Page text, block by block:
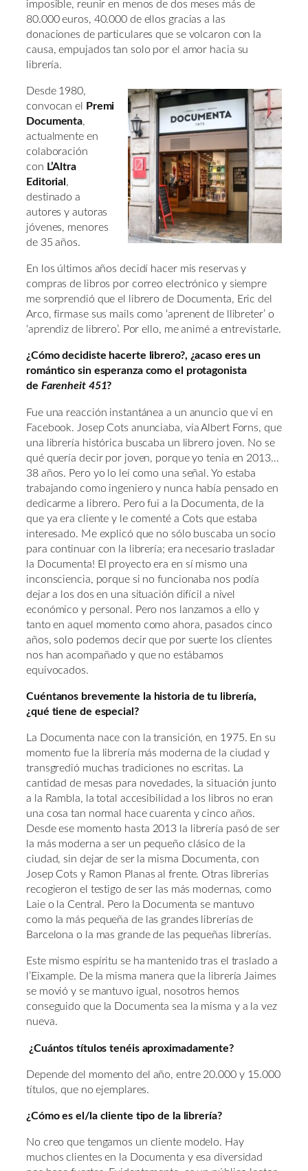
imposible, reunir en menos de dos meses más de
80.000 euros, 40.000 de ellos gracias a las
donaciones de particulares que se volcaron con la
causa, empujados tan solo por el amor hacia su
librería.
Desde 1980,
convocan el
Premi
Documenta,
actualmente en
colaboración
con L’Altra
Editorial ,
destinado a
autores y autoras
jóvenes, menores
de 35 años.
En los últimos años decidí hacer mis reservas y
compras de libros por correo electrónico y siempre
me sorprendió que el librero de Documenta, Eric del
Arco, firmase sus mails como ‘aprenent de llibreter’ o
‘aprendiz de librero’. Por ello, me animé a entrevistarle.
¿Cómo decidiste hacerte librero?, ¿acaso eres un
romántico sin esperanza como el protagonista
de Farenheit 451?
Fue una reacción instantánea a un anuncio que vi en
Facebook. Josep Cots anunciaba, via Albert Forns, que
una librería histórica buscaba un librero joven. No se
qué quería decir por joven, porque yo tenia en 2013…
38 años. Pero yo lo leí como una señal. Yo estaba
trabajando como ingeniero y nunca había pensado en
dedicarme a librero. Pero fui a la Documenta, de la
que ya era cliente y le comenté a Cots que estaba
interesado. Me explicó que no sólo buscaba un socio
para continuar con la librería; era necesario trasladar
la Documenta! El proyecto era en sí mismo una
inconsciencia, porque si no funcionaba nos podía
dejar a los dos en una situación difícil a nivel
económico y personal. Pero nos lanzamos a ello y
tanto en aquel momento como ahora, pasados cinco
años, solo podemos decir que por suerte los clientes
nos han acompañado y que no estábamos
equivocados.
Cuéntanos brevemente la historia de tu librería,
¿qué tiene de especial?
La Documenta nace con la transición, en 1975. En su
momento fue la librería más moderna de la ciudad y
transgredió muchas tradiciones no escritas. La
cantidad de mesas para novedades, la situación junto
a la Rambla, la total accesibilidad a los libros no eran
una cosa tan normal hace cuarenta y cinco años.
Desde ese momento hasta 2013 la librería pasó de ser
la más moderna a ser un pequeño clásico de la
ciudad, sin dejar de ser la misma Documenta, con
Josep Cots y Ramon Planas al frente. Otras librerias
recogieron el testigo de ser las más modernas, como
Laie o la Central. Pero la Documenta se mantuvo
como la más pequeña de las grandes librerías de
Barcelona o la mas grande de las pequeñas librerías.
Este mismo espíritu se ha mantenido tras el traslado a
l’Eixample. De la misma manera que la librería Jaimes
se movió y se mantuvo igual, nosotros hemos
conseguido que la Documenta sea la misma y a la vez
nueva.
¿Cuántos títulos tenéis aproximadamente?
Depende del momento del año, entre 20.000 y 15.000
títulos, que no ejemplares.
¿Cómo es el/la cliente tipo de la librería?
No creo que tengamos un cliente modelo. Hay
muchos clientes en la Documenta y esa diversidad